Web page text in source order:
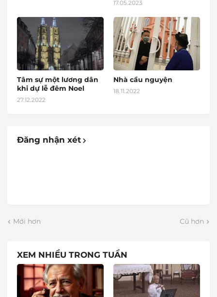
17.05.2023
Tâm sự một lương dân
khi dự lễ đêm Noel
27.12.2022
Nhà cầu nguyện
18.11.2022
Đăng nhận xét
Mới hơn Cũ hơn
XEM NHIỀU TRONG TUẦN